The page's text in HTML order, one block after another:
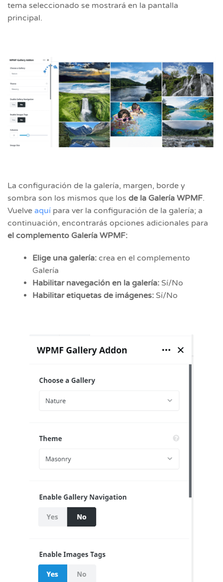
tema seleccionado se mostrará en la pantalla
principal.
La configuración de la galería, margen, borde y
sombra son los mismos que los de la Galería WPMF.
Vuelve aquí para ver la configuración de la galería; a
continuación, encontrarás opciones adicionales para
el complemento Galería WPMF:
Elige una galería: crea en el complemento
Galería
Habilitar navegación en la galería: Sí/No
Habilitar etiquetas de imágenes: Sí/No